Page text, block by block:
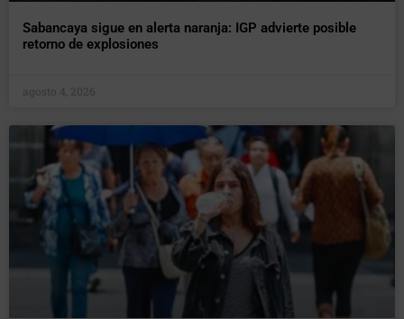
Sabancaya sigue en alerta naranja: IGP advierte posible
retorno de explosiones
agosto 4, 2026